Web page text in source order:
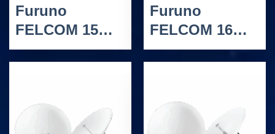
Furuno
FELCOM 15
INM-C Antenna
IC-115 – Anten
Hệ Thống
FELCOM 15
Furuno
FELCOM 16
INM-C Antenna
IC-116 – Anten
C Cho Hệ
Thống